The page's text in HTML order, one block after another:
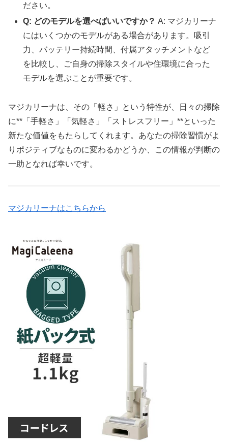
ださい。
Q: どのモデルを選べばいいですか？ A: マジカリーナ
にはいくつかのモデルがある場合があります。吸引
力、バッテリー持続時間、付属アタッチメントなど
を比較し、ご自身の掃除スタイルや住環境に合った
モデルを選ぶことが重要です。
マジカリーナは、その「軽さ」という特性が、日々の掃除
に**「手軽さ」「気軽さ」「ストレスフリー」**といった
新たな価値をもたらしてくれます。あなたの掃除習慣がよ
りポジティブなものに変わるかどうか、この情報が判断の
一助となれば幸いです。
マジカリーナはこちらから